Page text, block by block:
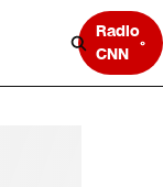
Radio
CNN